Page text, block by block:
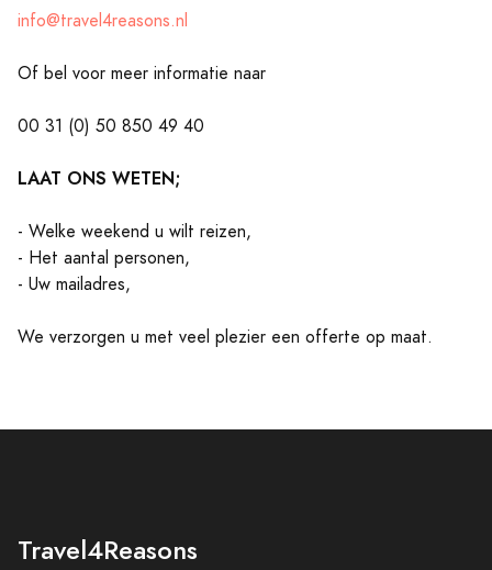
info@travel4reasons.nl
Of bel voor meer informatie naar
00 31 (0) 50 850 49 40
LAAT ONS WETEN;
- Welke weekend u wilt reizen,
- Het aantal personen,
- Uw mailadres,
We verzorgen u met veel plezier een offerte op maat.
Travel4Reasons